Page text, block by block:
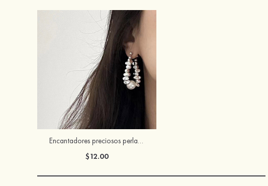
Encantadores preciosos perla pendientes
$12.00